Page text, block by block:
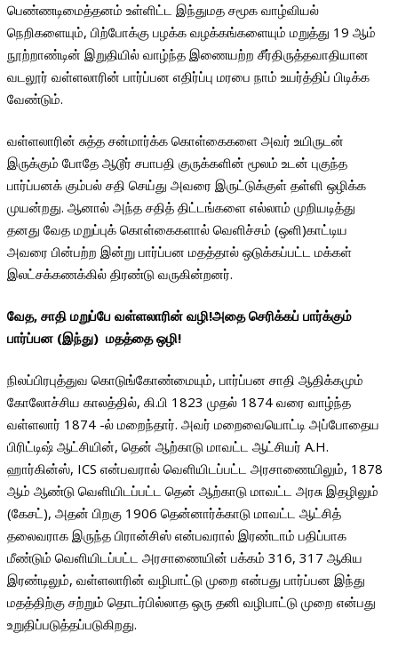
பெண்ணடிமைத்தனம் உள்ளிட்ட இந்துமத சமூக வாழ்வியல்
நெறிகளையும், பிற்போக்கு பழக்க வழக்கங்களையும் மறுத்து 19 ஆம்
நூற்றாண்டின் இறுதியில் வாழ்ந்த இணையற்ற சீர்திருத்தவாதியான
வடலூர் வள்ளலாரின் பார்ப்பன எதிர்ப்பு மரபை நாம் உயர்த்திப் பிடிக்க
வேண்டும்.
வள்ளலாரின் சுத்த சன்மார்க்க கொள்கைகளை அவர் உயிருடன்
இருக்கும் போதே ஆடூர் சபாபதி குருக்களின் மூலம் உடன் புகுந்த
பார்ப்பனக் கும்பல் சதி செய்து அவரை இருட்டுக்குள் தள்ளி ஒழிக்க
முயன்றது. ஆனால் அந்த சதித் திட்டங்களை எல்லாம் முறியடித்து
தனது வேத மறுப்புக் கொள்கைகளால் வெளிச்சம் (ஒளி)காட்டிய
அவரை பின்பற்ற இன்று பார்ப்பன மதத்தால் ஒடுக்கப்பட்ட மக்கள்
இலட்சக்கணக்கில் திரண்டு வருகின்றனர்.
வேத, சாதி மறுப்பே வள்ளலாரின் வழி!அதை செரிக்கப் பார்க்கும்
பார்ப்பன (இந்து) மதத்தை ஒழி!
நிலப்பிரபுத்துவ கொடுங்கோண்மையும், பார்ப்பன சாதி ஆதிக்கமும்
கோலோச்சிய காலத்தில், கி.பி 1823 முதல் 1874 வரை வாழ்ந்த
வள்ளலார் 1874 -ல் மறைந்தார். அவர் மறைவையொட்டி அப்போதைய
பிரிட்டிஷ் ஆட்சியின், தென் ஆற்காடு மாவட்ட ஆட்சியர் A.H.
ஹார்கின்ஸ், ICS என்பவரால் வெளியிடப்பட்ட அரசாணையிலும், 1878
ஆம் ஆண்டு வெளியிடப்பட்ட தென் ஆற்காடு மாவட்ட அரசு இதழிலும்
(கேசட்), அதன் பிறகு 1906 தென்னார்க்காடு மாவட்ட ஆட்சித்
தலைவராக இருந்த பிரான்சிஸ் என்பவரால் இரண்டாம் பதிப்பாக
மீண்டும் வெளியிடப்பட்ட அரசாணையின் பக்கம் 316, 317 ஆகிய
இரண்டிலும், வள்ளலாரின் வழிபாட்டு முறை என்பது பார்ப்பன இந்து
மதத்திற்கு சற்றும் தொடர்பில்லாத ஒரு தனி வழிபாட்டு முறை என்பது
உறுதிப்படுத்தப்படுகிறது.